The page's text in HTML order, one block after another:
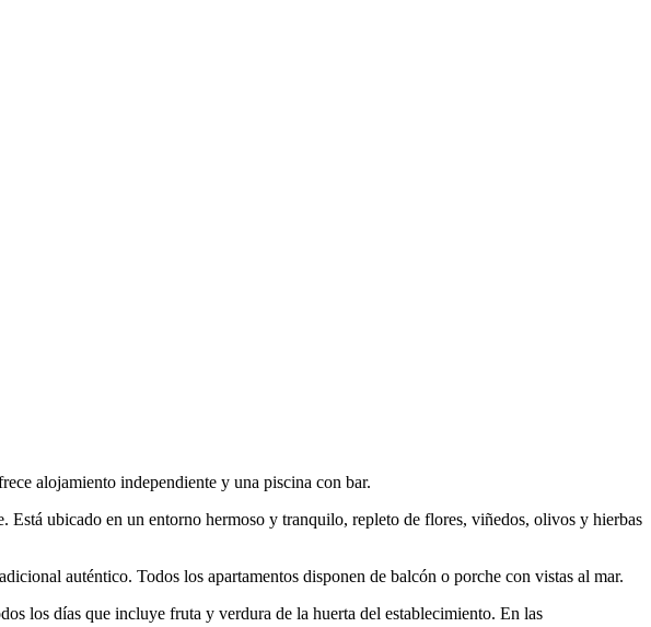
alojamiento independiente y una piscina con bar.
ubicado en un entorno hermoso y tranquilo, repleto de flores, viñedos, olivos y hierbas
auténtico. Todos los apartamentos disponen de balcón o porche con vistas al mar.
los días que incluye fruta y verdura de la huerta del establecimiento. En las